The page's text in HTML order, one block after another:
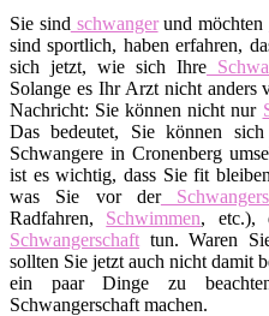
Sie sind schwangerund möchten
sind sportlich, haben erfahren,
sich jetzt, wie sich Ihre
Solange es Ihr Arzt nicht anders
Nachricht: Sie können nicht nur
Das bedeutet, Sie können
Schwangere in Cronenberg
ist es wichtig, dass Sie fit
was Sie vor der
Radfahren, Schwimmen, etc.),
Schwangerschaft tun. Waren
sollten Sie jetzt auch nicht damit
ein paar Dinge zu
Schwangerschaft machen.